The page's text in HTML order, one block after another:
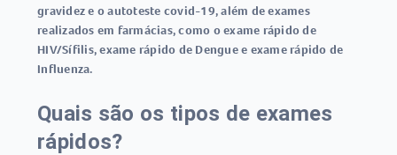
gravideze oautoteste covid-19, além de exames
realizados em farmácias, como oexame rápido de
HIV/Sífilis,exame rápido de Denguee exame rápido de
Influenza.
Quais são os tipos de exames
rápidos?